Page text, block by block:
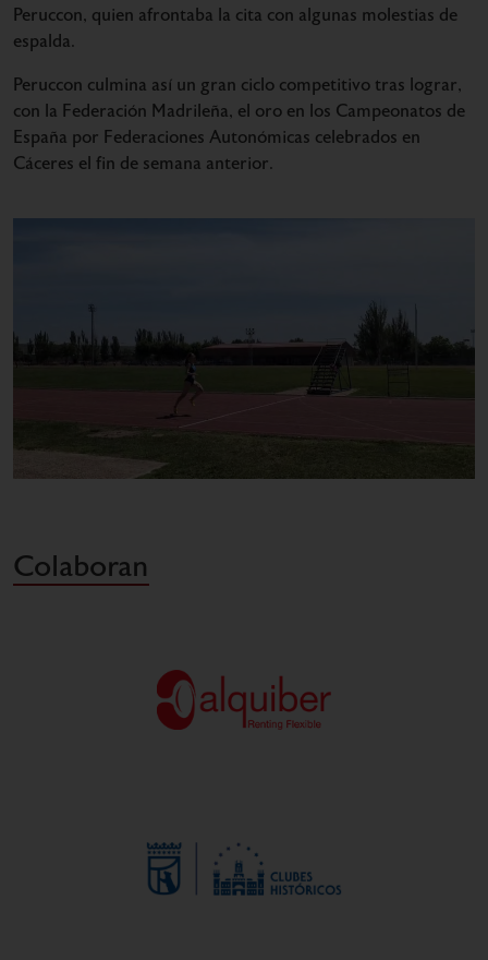
Peruccon, quien afrontaba la cita con algunas molestias de
espalda.
Peruccon culmina así un gran ciclo competitivo tras lograr,
con la Federación Madrileña, el oro en los Campeonatos de
España por Federaciones Autonómicas celebrados en
Cáceres el fin de semana anterior.
Colaboran